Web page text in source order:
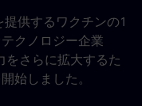
提供するワクチンの1
クノロジー企業
をさらに拡大するた
始しました。